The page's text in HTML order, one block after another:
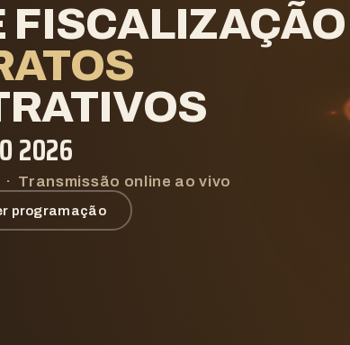
FISCALIZAÇÃO
2026
Transmissão online ao vivo
programação